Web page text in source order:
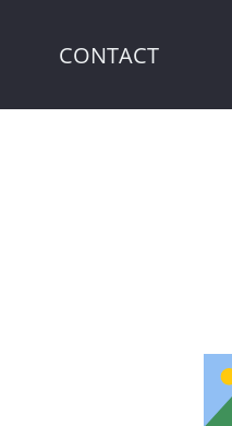
CONTACT